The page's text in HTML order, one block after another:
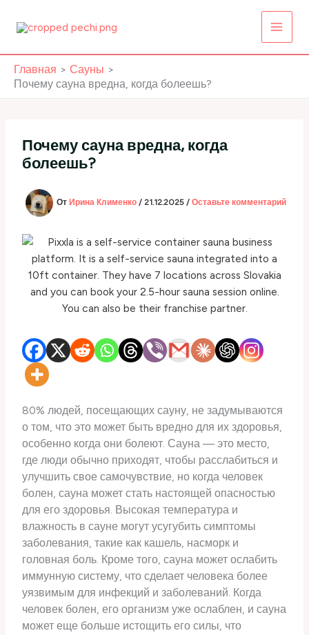
Главная
Сауны
Почему сауна вредна, когда болеешь?
Почему сауна вредна, когда
болеешь?
От Ирина Клименко/21.12.2025/Оставьте комментарий
80% людей, посещающих сауну, не задумываются
о том, что это может быть вредно для их здоровья,
особенно когда они болеют. Сауна — это место,
где люди обычно приходят, чтобы расслабиться и
улучшить свое самочувствие, но когда человек
болен, сауна может стать настоящей опасностью
для его здоровья. Высокая температура и
влажность в сауне могут усугубить симптомы
заболевания, такие как кашель, насморк и
головная боль. Кроме того, сауна может ослабить
иммунную систему, что сделает человека более
уязвимым для инфекций и заболеваний. Когда
человек болен, его организм уже ослаблен, и сауна
может еще больше истощить его силы, что